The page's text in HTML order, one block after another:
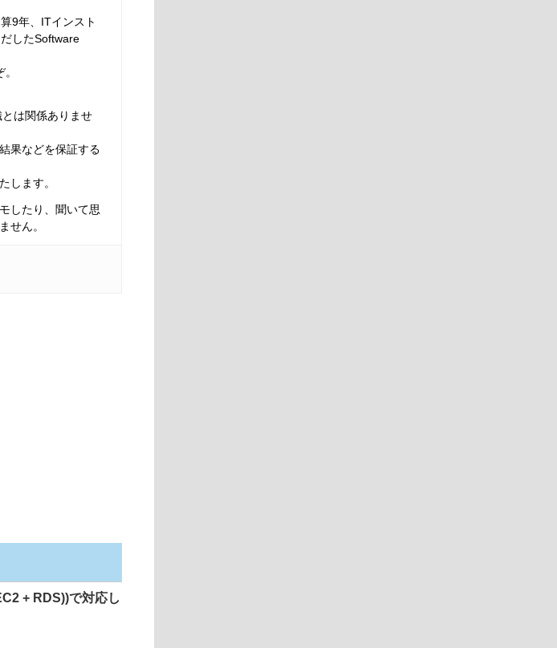
9年、ITインスト
したSoftware
は関係ありませ
果などを保証する
します。
したり、聞いて思
せん。
+ RDS))で対応し